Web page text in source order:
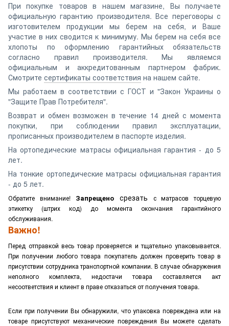
При покупке товаров в нашем магазине, Вы получаете
официальную гарантию производителя. Все переговоры с
изготовителем продукции мы берем на себя, и Ваше
участие в них сводится к минимуму. Мы берем на себя все
хлопоты по оформлению гарантийных обязательств
согласно правил производителя. Мы являемся
официальным и аккредитованным партнером фабрик.
Смотрите сертификаты соответствия на нашем сайте.
Мы работаем в соответствии с ГОСТ и "Закон Украины о
"Защите Прав Потребителя".
Возврат и обмен возможен в течение 14 дней с момента
покупки, при соблюдении правил эксплуатации,
прописанных производителем в паспорте изделия.
На ортопедические матрасы официальная гарантия - до 5
лет.
На тонкие ортопедические матрасы официальная гарантия
- до 5 лет.
Обратите внимание! Запрещено срезать
с матрасов торцевую
этикетку (штрих код) до момента окончания гарантийного
обслуживания.
Важно!
Перед отправкой весь товар проверяется и тщательно упаковывается.
При получении любого товара покупатель должен проверить товар в
присутствии сотрудника транспортной компании. В случае обнаружения
неполного комплекта, недостачи товара составляется акт
несоответствия и клиент в праве отказаться от получения товара.
Если при получении Вы обнаружили, что упаковка повреждена или на
товаре присутствуют механические повреждения Вы можете сделать